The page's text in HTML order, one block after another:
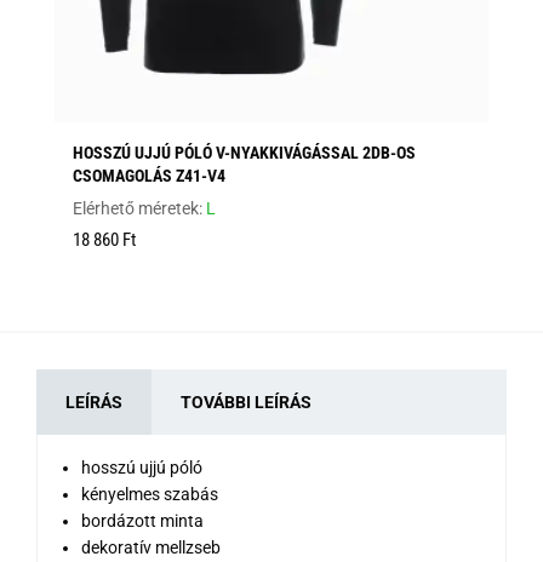
HOSSZÚ UJJÚ PÓLÓ V-NYAKKIVÁGÁSSAL 2DB-OS
CSOMAGOLÁS Z41-V4
Elérhető méretek: L
18 860 Ft
LEÍRÁS TOVÁBBI LEÍRÁS
hosszú ujjú póló
kényelmes szabás
bordázott minta
dekoratív mellzseb